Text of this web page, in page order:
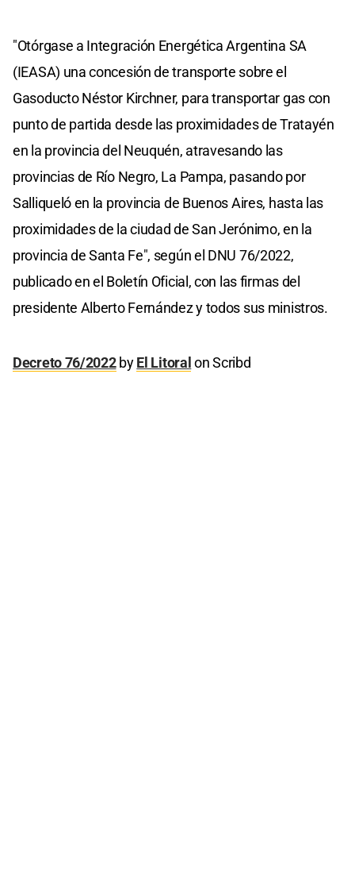
"Otórgase a Integración Energética Argentina SA
(IEASA) una concesión de transporte sobre el
Gasoducto Néstor Kirchner, para transportar gas con
punto de partida desde las proximidades de Tratayén
en la provincia del Neuquén, atravesando las
provincias de Río Negro, La Pampa, pasando por
Salliqueló en la provincia de Buenos Aires, hasta las
proximidades de la ciudad de San Jerónimo, en la
provincia de Santa Fe", según el DNU 76/2022,
publicado en el Boletín Oficial, con las firmas del
presidente Alberto Fernández y todos sus ministros.
Decreto 76/2022byEl Litoralon Scribd